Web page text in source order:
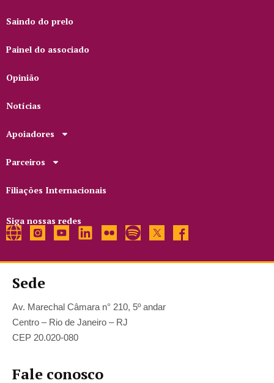
Saindo do prelo
Painel do associado
Opinião
Notícias
Apoiadores
Parceiros
Filiações Internacionais
Siga nossas redes
Sede
Av. Marechal Câmara n° 210, 5º andar
Centro – Rio de Janeiro – RJ
CEP 20.020-080
Fale conosco